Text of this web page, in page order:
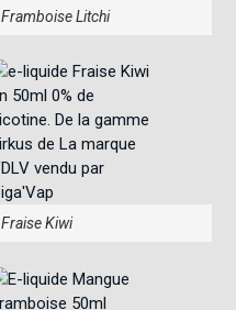
Framboise Litchi
Fraise Kiwi